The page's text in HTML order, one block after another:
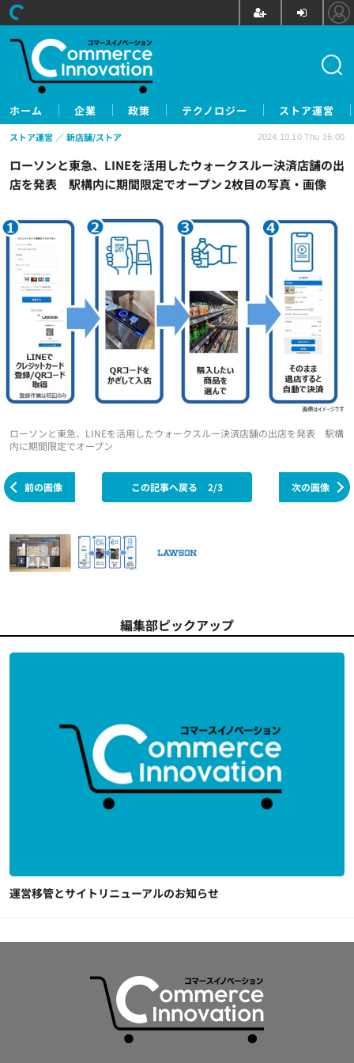
ホーム 企業 政策 テクノロジー ストア運営
ローソンと東急、LINEを活用したウォークスルー決済店舗の出
店を発表 駅構内に期間限定でオープン 2枚目の写真・画像
ストア運営 新店舗/ストア 2024.10.10 Thu 16:00
ローソンと東急、LINEを活用したウォークスルー決済店舗の出店を発表 駅構
内に期間限定でオープン
前の画像 次の画像
この記事へ戻る 2/3
編集部ピックアップ
運営移管とサイトリニューアルのお知らせ